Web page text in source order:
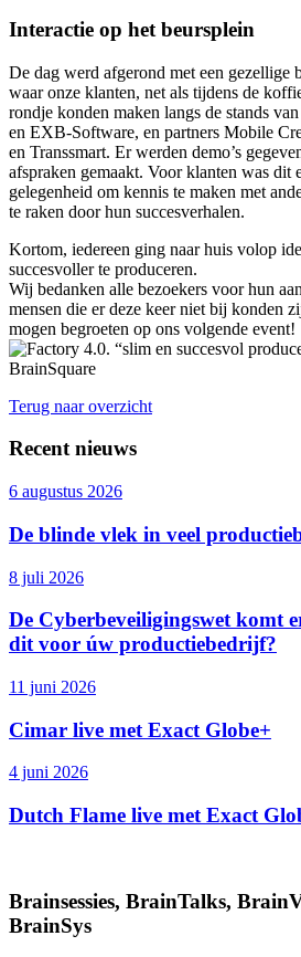
Interactie op het beursplein
De dag werd afgerond met een gezellige
waar onze klanten, net als tijdens de
rondje konden maken langs de stands
en EXB-Software, en partners Mobile
en Transsmart. Er werden demo’s
afspraken gemaakt. Voor klanten was dit
gelegenheid om kennis te maken met
te raken door hun succesverhalen.
Kortom, iedereen ging naar huis volop
succesvoller te produceren.
Wij bedanken alle bezoekers voor hun
mensen die er deze keer niet bij konden
mogen begroeten op ons volgende event!
Terug naar overzicht
Recent nieuws
6 augustus 2026
De blinde vlek in veel
8 juli 2026
De Cyberbeveiligingswet komt
dit voor úw productiebedrijf?
11 juni 2026
Cimar live met Exact Globe+
4 juni 2026
Dutch Flame live met Exact
Brainsessies, BrainTalks,
BrainSys